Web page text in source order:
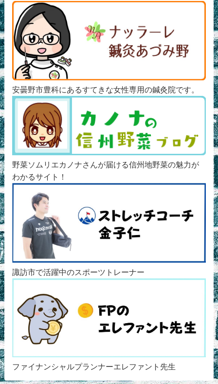
安曇野市豊科にあるすてきな女性専用の鍼灸院です。
野菜ソムリエカノナさんが届ける信州地野菜の魅力が
わかるサイト！
諏訪市で活躍中のスポーツトレーナー
ファイナンシャルプランナーエレファント先生